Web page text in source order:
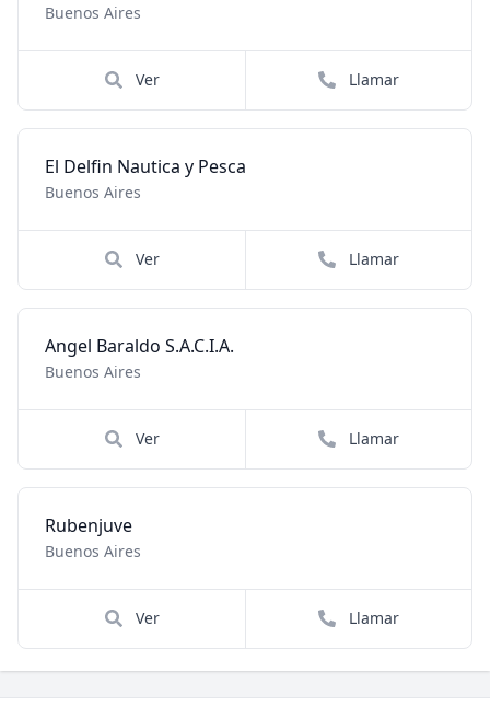
Buenos Aires
Ver Llamar
El Delfin Nautica y Pesca
Buenos Aires
Ver Llamar
Angel Baraldo S.A.C.I.A.
Buenos Aires
Ver Llamar
Rubenjuve
Buenos Aires
Ver Llamar